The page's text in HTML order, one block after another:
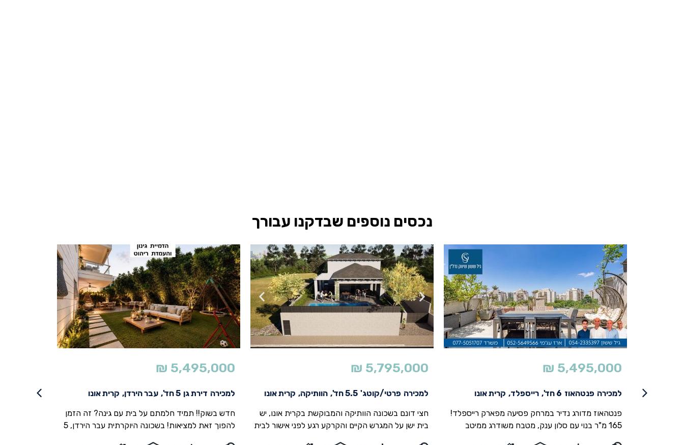
נכסים נוספים שבדקנו עבורך
5,495,000
₪
למכירה פנטהאוז 6 חד', רייספלד, קרית אונו
פנטהאוז מדורג נדיר במרחק פסיעה מפארק רייספלד!
165 מ"ר בנוי עם סלון ענק, מטבח משודרג ממיטב
5,795,000
₪
למכירה פרטי/קוטג' 5.5 חד', הוותיקה, קרית אונו
חצי דונם בשכונה הוותיקה והמבוקשת בקרית אונו, יש
בית ישן על המגרש הקיים והקרקע רגע לפני אישור לבית
5,495,000
₪
למכירה דירת גן 5 חד', עבר הירדן, קרית אונו
חדש בשוק!! תמיד חלמתם על בית עם גינה? זה הזמן
להפוך זאת למציאות! בשכונה היוקרתית עבר הירדן, 5
למכירה